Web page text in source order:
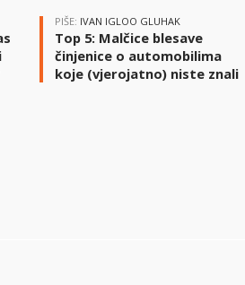
PIŠE: IVAN IGLOO GLUHAK
Top 5: Malčice blesave
činjenice o automobilima
koje (vjerojatno) niste znali